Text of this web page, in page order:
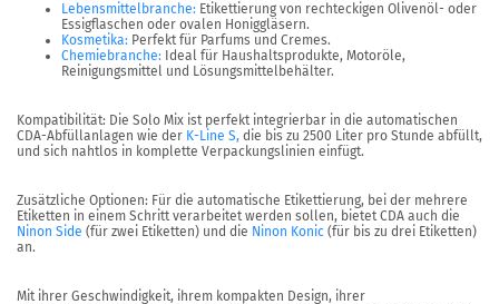
Lebensmittelbranche: Etikettierung von rechteckigen Olivenöl- oder
Essigflaschen oder ovalen Honiggläsern.
Kosmetika: Perfekt für Parfums und Cremes.
Chemiebranche: Ideal für Haushaltsprodukte, Motoröle,
Reinigungsmittel und Lösungsmittelbehälter.
Kompatibilität: Die Solo Mix ist perfekt integrierbar in die automatischen
CDA-Abfüllanlagen wie der K-Line S, die bis zu 2500 Liter pro Stunde abfüllt,
und sich nahtlos in komplette Verpackungslinien einfügt.
Zusätzliche Optionen: Für die automatische Etikettierung, bei der mehrere
Etiketten in einem Schritt verarbeitet werden sollen, bietet CDA auch die
Ninon Side (für zwei Etiketten) und die Ninon Konic (für bis zu drei Etiketten)
an.
Mit ihrer Geschwindigkeit, ihrem kompakten Design, ihrer